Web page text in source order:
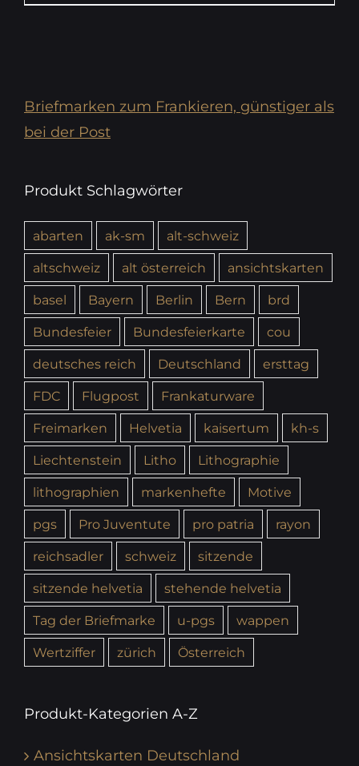
Briefmarken zum Frankieren, günstiger als
bei der Post
Produkt Schlagwörter
abarten ak-sm
alt-schweiz
altschweiz
alt österreich
ansichtskarten
basel
Bayern Berlin Bern
brd
Bundesfeier
Bundesfeierkarte
cou
deutsches reich
Deutschland
ersttag
FDC
Flugpost
Frankaturware
Freimarken
Helvetia kaisertum
kh-s
Liechtenstein
Litho
Lithographie
lithographien
markenhefte
Motive
pgs
Pro Juventute pro patria
rayon
reichsadler
schweiz
sitzende
sitzende helvetia
stehende helvetia
Tag der Briefmarke
u-pgs
wappen
Wertziffer
zürich Österreich
Produkt-Kategorien A-Z
Ansichtskarten Deutschland